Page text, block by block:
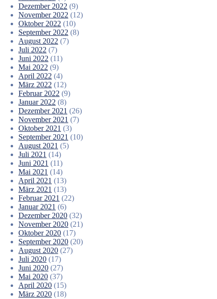
Dezember 2022 (9)
November 2022 (12)
Oktober 2022 (10)
September 2022 (8)
August 2022 (7)
Juli 2022 (7)
Juni 2022 (11)
Mai 2022 (9)
April 2022 (4)
März 2022 (12)
Februar 2022 (9)
Januar 2022 (8)
Dezember 2021 (26)
November 2021 (7)
Oktober 2021 (3)
September 2021 (10)
August 2021 (5)
Juli 2021 (14)
Juni 2021 (11)
Mai 2021 (14)
April 2021 (13)
März 2021 (13)
Februar 2021 (22)
Januar 2021 (6)
Dezember 2020 (32)
November 2020 (21)
Oktober 2020 (17)
September 2020 (20)
August 2020 (27)
Juli 2020 (17)
Juni 2020 (27)
Mai 2020 (37)
April 2020 (15)
März 2020 (18)